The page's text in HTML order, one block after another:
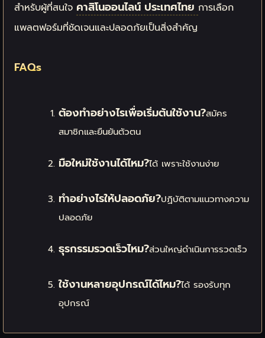
สำหรับผู้ที่สนใจ คาสิโนออนไลน์ ประเทศไทย การเลือก
แพลตฟอร์มที่ชัดเจนและปลอดภัยเป็นสิ่งสำคัญ
FAQs
ต้องทำอย่างไรเพื่อเริ่มต้นใช้งาน?สมัคร
สมาชิกและยืนยันตัวตน
มือใหม่ใช้งานได้ไหม?ได้ เพราะใช้งานง่าย
ทำอย่างไรให้ปลอดภัย?ปฏิบัติตามแนวทางความ
ปลอดภัย
ธุรกรรมรวดเร็วไหม?ส่วนใหญ่ดำเนินการรวดเร็ว
ใช้งานหลายอุปกรณ์ได้ไหม?ได้ รองรับทุก
อุปกรณ์